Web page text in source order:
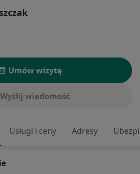
Umów wizytę
Wyślij wiadomość
Usługi i ceny Adresy